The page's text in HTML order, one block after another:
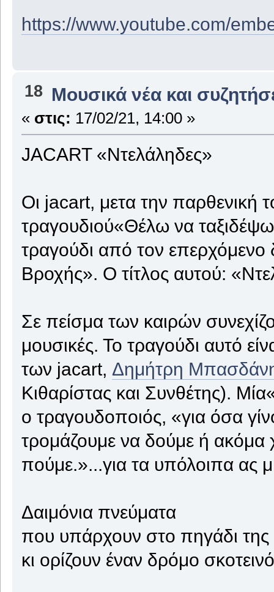
https://www.youtube.com/
18 Μουσικά νέα και
« στις: 17/02/21, 14:00 »
JACART «Ντελάληδες»
Οι jacart, μετα την παρθενική
τραγουδιού«Θέλω να
τραγούδι από τον επερχόμενο
Βροχής». Ο τίτλος αυτού:
Σε πείσμα των καιρών
μουσικές. Το τραγούδι αυτό
των jacart, Δημήτρη
Κιθαρίστας και Συνθέτης).
ο τραγουδοποιός, «για όσα
τρομάζουμε να δούμε ή ακόμα
πούμε.»...για τα υπόλοιπα ας
Δαιμόνια πνεύματα
που υπάρχουν στο πηγάδι
κι ορίζουν έναν δρόμο σκοτεινό